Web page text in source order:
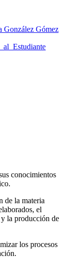
González Gómez
Estudiante
conocimientos
de la materia
el
la producción de
los procesos